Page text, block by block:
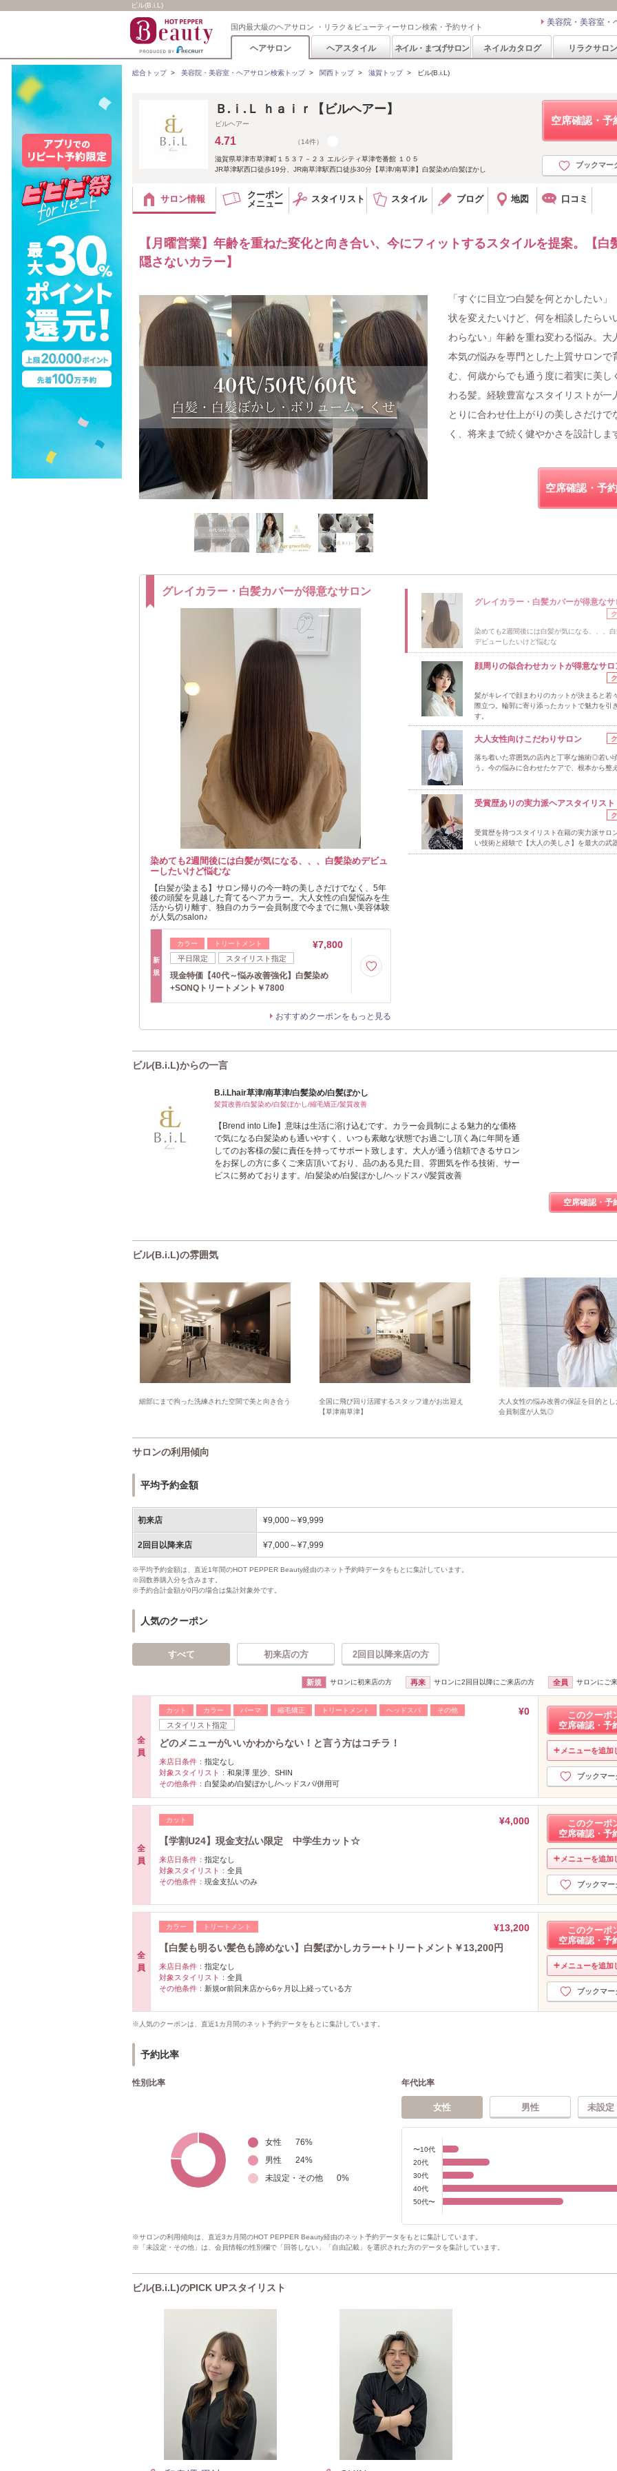
ビル(B.i.L)
国内最大級のヘアサロン ・リラク＆ビューティーサロン検索・予約サイト 美容院・美容室・
ヘアサロン ヘアスタイル ネイル・まつげサロン ネイルカタログ リラクサロン
総合トップ> 美容院・美容室・ヘアサロン検索トップ> 関西トップ> 滋賀トップ> ビル(B.i.L)
空席確認・予
ブックマー
Ｂ.ｉ.Ｌ ｈａｉｒ【ビルヘアー】
ビルヘアー
4.71 （14件）
滋賀県草津市草津町１５３７－２３ エルシティ草津壱番館 １０５
JR草津駅西口徒歩19分、JR南草津駅西口徒歩30分【草津/南草津】白髪染め/白髪ぼかし
サロン情報
クーポン
メニュー
スタイリスト スタイル ブログ 地図 口コミ
【月曜営業】年齢を重ねた変化と向き合い、今にフィットするスタイルを提案。【白
隠さないカラー】
「すぐに目立つ白髪を何とかしたい」
状を変えたいけど、何を相談したらい
わらない」年齢を重ね変わる悩み。大
本気の悩みを専門とした上質サロンで
む、何歳からでも通う度に着実に美し
わる髪。経験豊富なスタイリストが一
とりに合わせ仕上がりの美しさだけで
く、将来まで続く健やかさを設計しま
空席確認・予
グレイカラー・白髪カバーが得意なサロン
染めても2週間後には白髪が気になる、、、白髪染めデビュ
ーしたいけど悩むな
【白髪が染まる】サロン帰りの今一時の美しさだけでなく、5年
後の頭髪を見越した育てるヘアカラー。大人女性の白髪悩みを生
活から切り離す、独自のカラー会員制度で今までに無い美容体験
が人気のsalon♪
新
規
カラー トリートメント
平日限定 スタイリスト指定
¥7,800
現金特価【40代～悩み改善強化】白髪染め
+SONQトリートメント￥7800
おすすめクーポンをもっと見る
グレイカラー・白髪カバーが得意なサ
染めても2週間後には白髪が気になる、、、
デビューしたいけど悩むな
顔周りの似合わせカットが得意なサロ
髪がキレイで顔まわりのカットが決まると若
際立つ。輪郭に寄り添ったカットで魅力を引
す。
大人女性向けこだわりサロン
落ち着いた雰囲気の店内と丁寧な施術◎若い
う。今の悩みに合わせたケアで、根本から整
受賞歴ありの実力派ヘアスタイリスト
受賞歴を持つスタイリスト在籍の実力派サロ
い技術と経験で【大人の美しさ】を最大の武
ビル(B.i.L)からの一言
B.i.Lhair草津/南草津/白髪染め/白髪ぼかし
髪質改善/白髪染め/白髪ぼかし/縮毛矯正/髪質改善
【Brend into Life】意味は生活に溶け込むです。カラー会員制による魅力的な価格
で気になる白髪染めも通いやすく、いつも素敵な状態でお過ごし頂く為に年間を通
してのお客様の髪に責任を持ってサポート致します。大人が通う信頼できるサロン
をお探しの方に多くご来店頂いており、品のある見た目、雰囲気を作る技術、サー
ビスに努めております。/白髪染め/白髪ぼかし/ヘッドスパ/髪質改善
空席確認・予
ビル(B.i.L)の雰囲気
細部にまで拘った洗練された空間で美と向き合う
全国に飛び回り活躍するスタッフ達がお出迎え
【草津南草津】
大人女性の悩み改善の保証を目的と
会員制度が人気◎
サロンの利用傾向
平均予約金額
初来店 ¥9,000～¥9,999
2回目以降来店 ¥7,000～¥7,999
※平均予約金額は、直近1年間のHOT PEPPER Beauty経由のネット予約時データをもとに集計しています。
※回数券購入分を含みます。
※予約合計金額が0円の場合は集計対象外です。
人気のクーポン
すべて 初来店の方 2回目以降来店の方
新規 サロンに初来店の方 再来 サロンに2回目以降にご来店の方 全員 サロンにご
全
員
カット カラー パーマ 縮毛矯正 トリートメント ヘッドスパ その他
スタイリスト指定
¥0
どのメニューがいいかわからない！と言う方はコチラ！
来店日条件： 指定なし
対象スタイリスト： 和泉澤 里沙、SHIN
その他条件： 白髪染め/白髪ぼかし/ヘッドスパ/併用可
このクーポ
空席確認・予
メニューを追加
ブックマー
全
員
カット
¥4,000
【学割U24】現金支払い限定 中学生カット☆
来店日条件： 指定なし
対象スタイリスト： 全員
その他条件： 現金支払いのみ
このクーポ
空席確認・予
メニューを追加
ブックマー
全
員
カラー トリートメント
¥13,200
【白髪も明るい髪色も諦めない】白髪ぼかしカラー+トリートメント￥13,200円
来店日条件： 指定なし
対象スタイリスト： 全員
その他条件： 新規or前回来店から6ヶ月以上経っている方
このクーポ
空席確認・予
メニューを追加
ブックマー
※人気のクーポンは、直近1カ月間のネット予約データをもとに集計しています。
予約比率
性別比率
女性 76%
男性
24%
未設定・その他
0%
年代比率
女性 男性 未設定
〜10代
20代
30代
40代
50代〜
※サロンの利用傾向は、直近3カ月間のHOT PEPPER Beauty経由のネット予約データをもとに集計しています。
※「未設定・その他」は、会員情報の性別欄で「回答しない」「自由記載」を選択された方のデータを集計しています。
ビル(B.i.L)のPICK UPスタイリスト